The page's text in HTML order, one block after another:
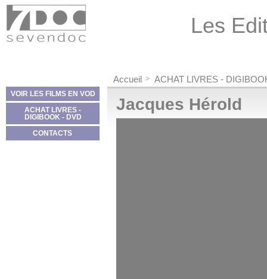
Les
VOIR LES FILMS EN VOD
ACHAT LIVRES -
DIGIBOOK - DVD
CONTACTS
Accueil ACHAT LIVRES -
Jacques Hérold
Panneau de gestion des cookies